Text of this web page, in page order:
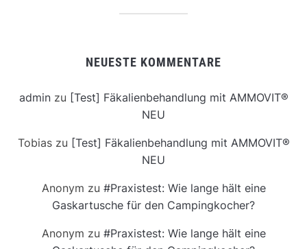
NEUESTE KOMMENTARE
adminzu [Test] Fäkalienbehandlung mit AMMOVIT®
NEU
Tobiaszu [Test] Fäkalienbehandlung mit AMMOVIT®
NEU
Anonym zu #Praxistest: Wie lange hält eine
Gaskartusche für den Campingkocher?
Anonym zu #Praxistest: Wie lange hält eine